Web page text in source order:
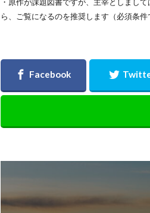
・原作が課題図書ですが、主宰としまし
ら、ご覧になるのを推奨します（必須条件